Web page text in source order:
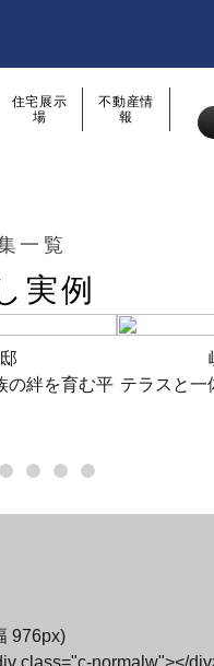
住宅展示
場
不動産情
報
一覧
実例
の絆を育む平 テラスと一
976px)
class="c-normalw"></